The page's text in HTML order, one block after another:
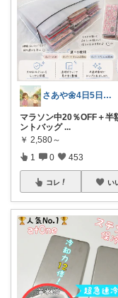
さあや🌼4日5日有難うございます
マラソン中20％OFF＋半
ントバッグ ...
￥ 2,580～
1 0 453
コレ い